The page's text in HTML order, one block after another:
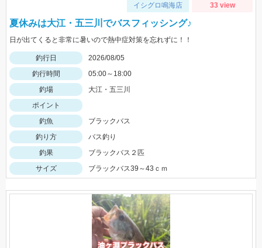
イシグロ鳴海店 33 view
夏休みは大江・五三川でバスフィッシング♪
日が出てくると非常に暑いので熱中症対策を忘れずに！！
釣行日
2026/08/05
釣行時間
05:00～18:00
釣場
大江・五三川
ポイント
釣魚
ブラックバス
釣り方
バス釣り
釣果
ブラックバス２匹
サイズ
ブラックバス39～43ｃｍ